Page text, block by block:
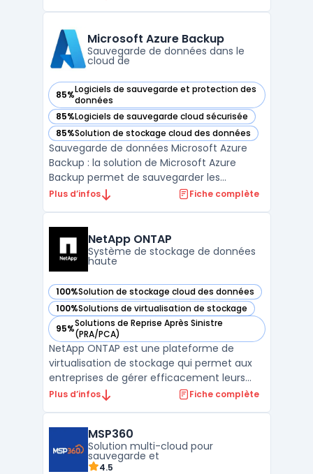
cloud, tout en étant compatible avec
toutes les plateformes ...
Microsoft Azure Backup
Sauvegarde de données dans le
cloud de
85%Logiciels de sauvegarde et protection des
données
— voir Microsoft Azure Backup dans cette catégorie
85%Logiciels de sauvegarde cloud sécurisée
— voir Microsoft Azure Backup dans cette catégorie
85%Solution de stockage cloud des données
— voir Microsoft Azure Backup dans cette catégorie
Sauvegarde de données Microsoft Azure
Backup : la solution de Microsoft Azure
Backup permet de sauvegarder les
données de vos serveurs locaux ou de vos
et de sauvegarde automatique, vous
pouvez récupérer rapidemen ...
Plus d’infos Fiche complète
NetApp ONTAP
Système de stockage de données
haute
100%Solution de stockage cloud des données
— voir NetApp ONTAP dans cette catégorie
100%Solutions de virtualisation de stockage
— voir NetApp ONTAP dans cette catégorie
95%Solutions de Reprise Après Sinistre
(PRA/PCA)
— voir NetApp ONTAP dans cette catégorie
NetApp ONTAP est une plateforme de
virtualisation de stockage qui permet aux
entreprises de gérer efficacement leurs
ressources de stockage. Grâce à sa
élevée et une scalabilité linéaire. La
plateforme prend en charg ...
Plus d’infos Fiche complète
MSP360
Solution multi-cloud pour
sauvegarde et
4.5